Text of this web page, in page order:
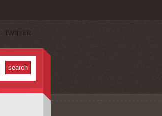
TWITTER